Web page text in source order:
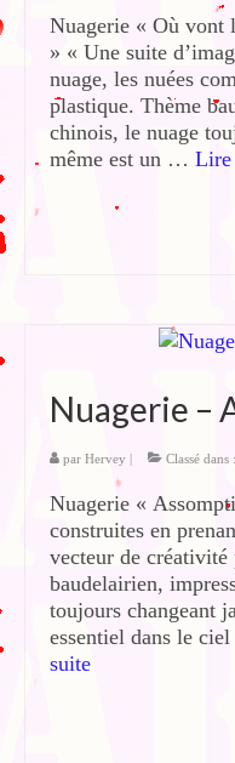
Nuagerie « Où vont
» « Une suite
nuage, les nuées
plastique. Thème
chinois, le nuage
même est un … Lire
Nuagerie –
par Hervey | Classé dans :
Nuagerie «
construites en
vecteur de créativité
baudelairien,
toujours changeant
essentiel dans le
suite­­